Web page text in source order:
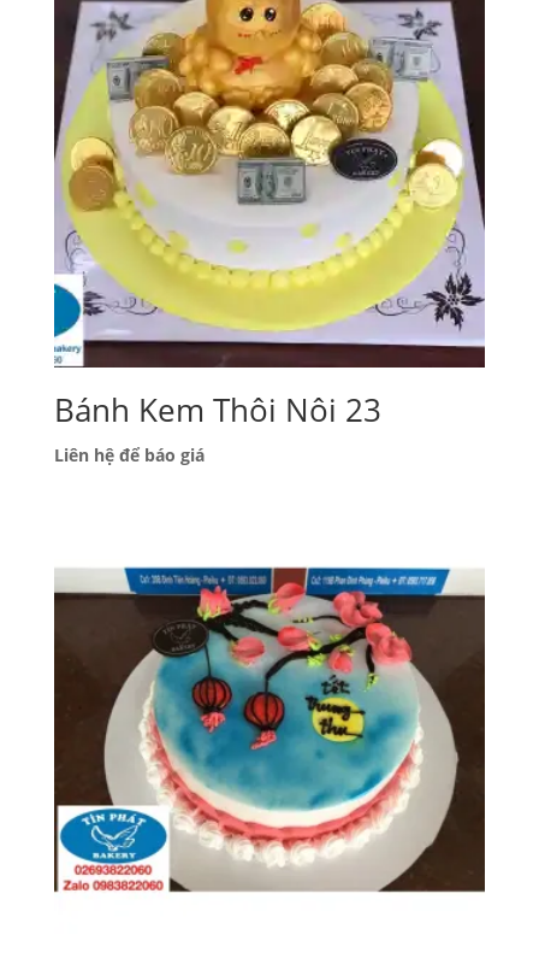
Bánh Kem Thôi Nôi 23
Liên hệ để báo giá